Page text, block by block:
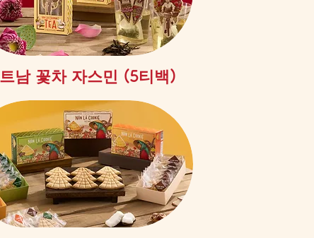
제품보기
남 꽃차 자스민 (5티백)